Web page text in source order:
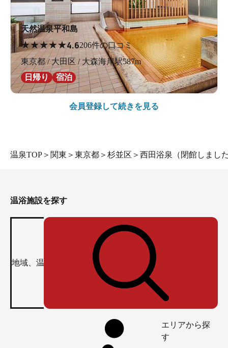
天然温泉平和島
★★★★★4.6206件の口コミ
東京都 / 大田区 / 大森海岸駅587m
日帰り
宿泊
会員登録して続きを見る
温泉TOP ＞ 関東 ＞ 東京都 ＞ 杉並区 ＞ 西田浴泉（閉館しまし
温浴施設を探す
エリアから探
す